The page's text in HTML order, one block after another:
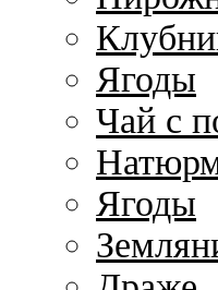
Ягоды
Чай с
Ягоды